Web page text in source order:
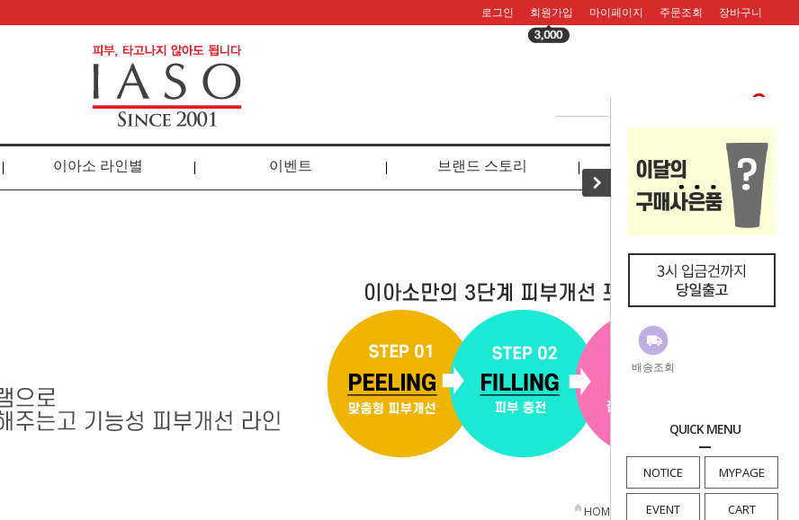
배송조회
QUICK MENU
NOTICE MYPAGE
EVENT CART
로그인 회원가입 마이페이지 주문조회 장바구니
이아소 라인별 이벤트 브랜드 스토리 리뷰
HOME 이아소 라인별 이아소